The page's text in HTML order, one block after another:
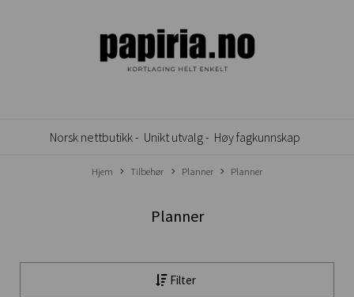
Norsk nettbutikk - Unikt utvalg - Høy fagkunnskap
Hjem Tilbehør Planner Planner
Planner
Filter